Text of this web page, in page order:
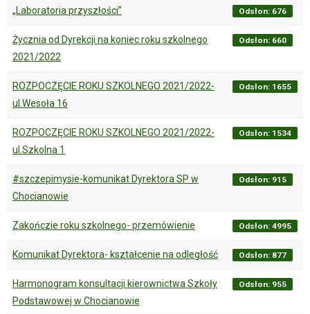
„Laboratoria przyszłości” Odsłon: 676
Życznia od Dyrekcji na koniec roku szkolnego
2021/2022
Odsłon: 660
ROZPOCZĘCIE ROKU SZKOLNEGO 2021/2022-
ul.Wesoła 16
Odsłon: 1655
ROZPOCZĘCIE ROKU SZKOLNEGO 2021/2022-
ul.Szkolna 1
Odsłon: 1534
#szczepimysie-komunikat Dyrektora SP w
Chocianowie
Odsłon: 915
Zakończie roku szkolnego- przemówienie Odsłon: 4995
Komunikat Dyrektora- kształcenie na odległość Odsłon: 877
Harmonogram konsultacji kierownictwa Szkoły
Podstawowej w Chocianowie
Odsłon: 955